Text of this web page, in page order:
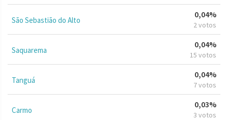
São Sebastião do Alto
0,04%
2 votos
Saquarema
0,04%
15 votos
Tanguá
0,04%
7 votos
Carmo
0,03%
3 votos